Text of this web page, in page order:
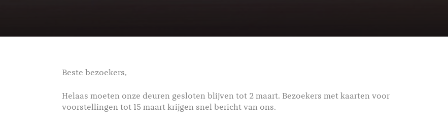
Beste bezoekers,
Helaas moeten onze deuren gesloten blijven tot 2 maart. Bezoekers met kaarten voor
voorstellingen tot 15 maart krijgen snel bericht van ons.